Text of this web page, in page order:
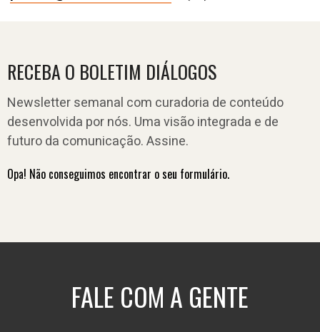
RECEBA O BOLETIM DIÁLOGOS
Newsletter semanal com curadoria de conteúdo
desenvolvida por nós. Uma visão integrada e de
futuro da comunicação. Assine.
Opa! Não conseguimos encontrar o seu formulário.
FALE COM A GENTE